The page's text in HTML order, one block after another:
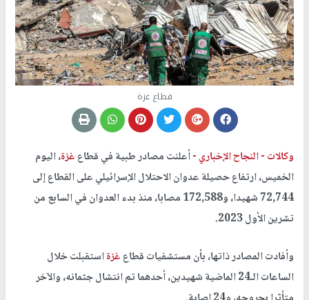
قطاع غزة
وكالات -النجاح الإخباري -أعلنت مصادر طبية في قطاعغزة، اليوم
الخميس، ارتفاع حصيلة عدوان الاحتلال الإسرائيلي على القطاع إلى
72,744 شهيدا، و172,588 مصابا، منذ بدء العدوان في السابع من
تشرين الأول 2023.
وأفادت المصادر ذاتها، بأن مستشفيات قطاعغزةاستقبلت خلال
الساعات الـ24 الماضية شهيدين، أحدهما تم انتشال جثمانه، والآخر